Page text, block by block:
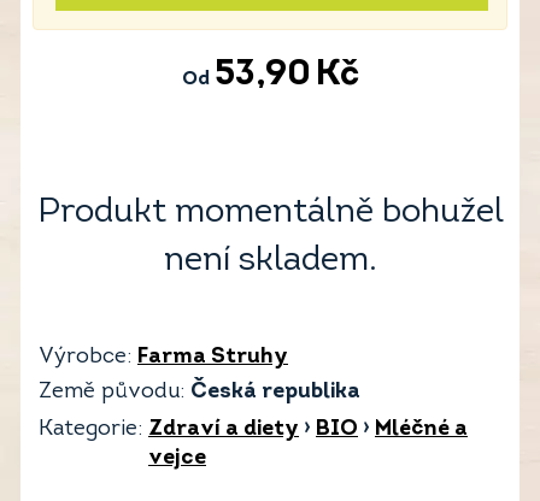
Od 53,90 Kč
Produkt momentálně bohužel
není skladem.
Výrobce: Farma Struhy
Země původu: Česká republika
Kategorie: Zdraví a diety › BIO › Mléčné a
vejce